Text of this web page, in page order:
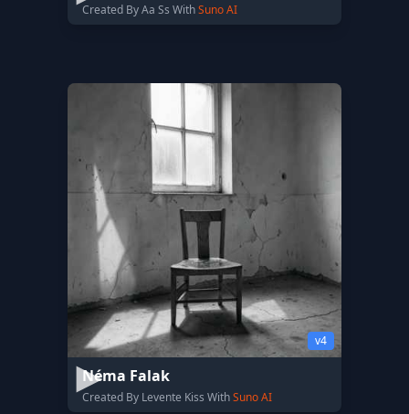
Created By Aa Ss WithSuno AI
v4
Néma Falak
Created By Levente Kiss WithSuno AI